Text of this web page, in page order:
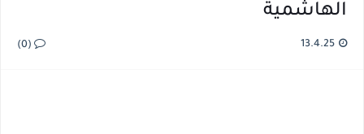
الهاشمية
(0)